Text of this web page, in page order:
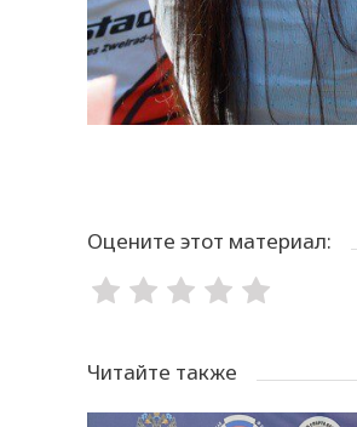
Оцените этот материал:
Читайте также